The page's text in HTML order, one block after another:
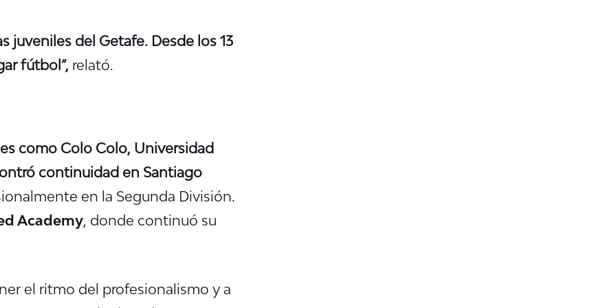
juveniles del Getafe. Desde los 13
fútbol”, relató.
como Colo Colo, Universidad
continuidad en Santiago
en la Segunda División.
Academy, donde continuó su
el ritmo del profesionalismo y a